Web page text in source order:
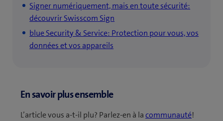
Signer numériquement, mais en toute sécurité:
découvrir Swisscom Sign
blue Security & Service: Protection pour vous, vos
données et vos appareils
En savoir plus ensemble
L’article vous a-t-il plu? Parlez-en à lacommunauté!